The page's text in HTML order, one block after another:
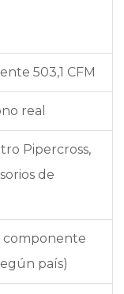
503,1 CFM
real
Pipercross,
de
componente
país)